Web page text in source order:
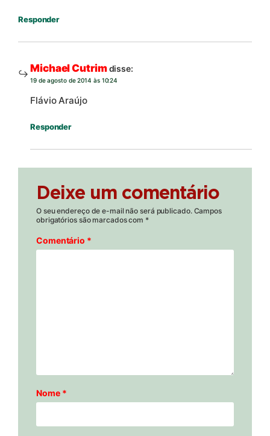
Responder
Michael Cutrimdisse:
19 de agosto de 2014 às 10:24
Flávio Araújo
Responder
Deixe um comentário
O seu endereço de e-mail não será publicado. Campos
obrigatórios são marcados com *
Comentário *
Nome *